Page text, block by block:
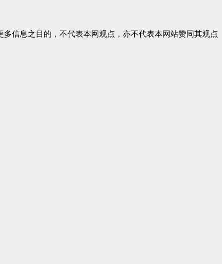
信息之目的，不代表本网观点，亦不代表本网站赞同其观点